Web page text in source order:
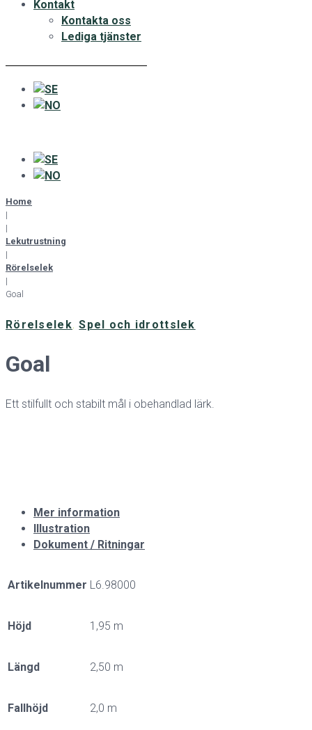
Kontakt
Kontakta oss
Lediga tjänster
Home
|
|
Lekutrustning
|
Rörelselek
|
Goal
Rörelselek,Spel och idrottslek
Goal
Ett stilfullt och stabilt mål i obehandlad lärk.
Mer information
Illustration
Dokument / Ritningar
Artikelnummer L6.98000
Höjd 1,95 m
Längd 2,50 m
Fallhöjd 2,0 m